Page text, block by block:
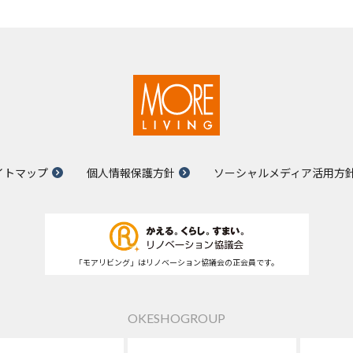
トマップ 個人情報保護方針 ソーシャルメディア活用方
「モアリビング」はリノベーション協議会の正会員です。
OKESHOGROUP